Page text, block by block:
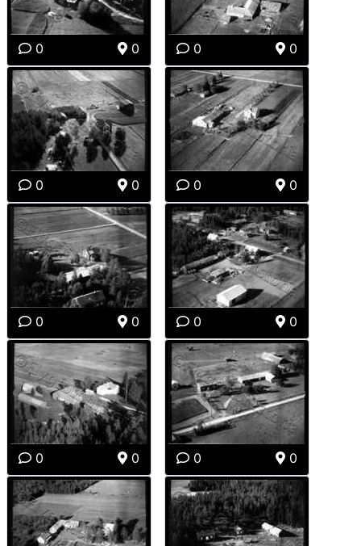
0 0 0 0
0 0 0 0
0 0 0 0
0 0 0 0